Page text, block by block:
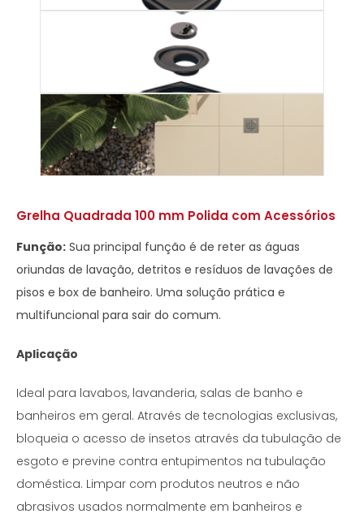
Grelha Quadrada 100 mm Polida com Acessórios
Função: Sua principal função é de reter as águas
oriundas de lavação, detritos e resíduos de lavações de
pisos e box de banheiro. Uma solução prática e
multifuncional para sair do comum.
Aplicação
Ideal para lavabos, lavanderia, salas de banho e
banheiros em geral. Através de tecnologias exclusivas,
bloqueia o acesso de insetos através da tubulação de
esgoto e previne contra entupimentos na tubulação
doméstica. Limpar com produtos neutros e não
abrasivos usados normalmente em banheiros e